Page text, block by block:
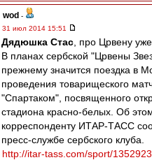
wod -
31 июл 2014 15:51
Дядюшка Стас , про Црвену
В планах сербской "Црвены
прежнему значится поездка в
проведения товарищеского
"Спартаком", посвященного
стадиона красно-белых. Об
корреспонденту ИТАР-ТАСС
пресс-службе сербского клуба.
http://itar-tass.com/sport/1352923